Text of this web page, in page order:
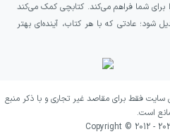
مناسب است که از رمان
بردن داستان، فرصتی
کند. قرار نیست با
بخش مهمی از فضای آن را
سفر شخصیت اصلی و
برای شما فراهم می‌کند. کتابچی کمک می‌کند
شود؛ عادتی که با هر کتاب، آینده‌ای بهتر
سایت فقط برای مقاصد غیر تجاری و با ذکر منبع
است.
Copyright © 2012 -